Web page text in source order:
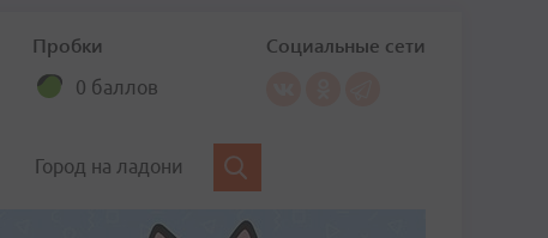
Пробки
0 баллов
Социальные сети
Город на ладони